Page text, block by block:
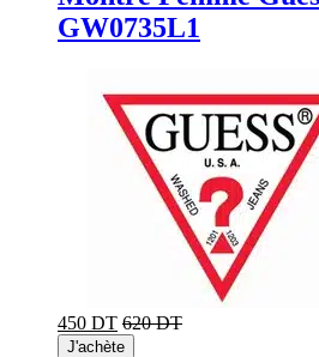
GW0735L1
450 DT 620 DT
J'achète